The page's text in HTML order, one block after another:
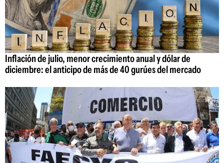
Inflación de julio, menor crecimiento anual y dólar de
diciembre: el anticipo de más de 40 gurúes del mercado